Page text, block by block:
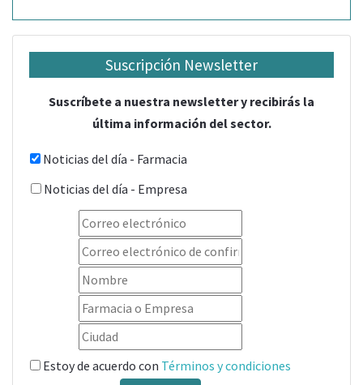
Suscripción Newsletter
Suscríbete a nuestra newsletter y recibirás la
última información del sector.
Noticias del día - Farmacia
Noticias del día - Empresa
Estoy de acuerdo con Términos y condiciones